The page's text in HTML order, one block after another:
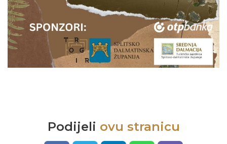
Podijeli ovu stranicu